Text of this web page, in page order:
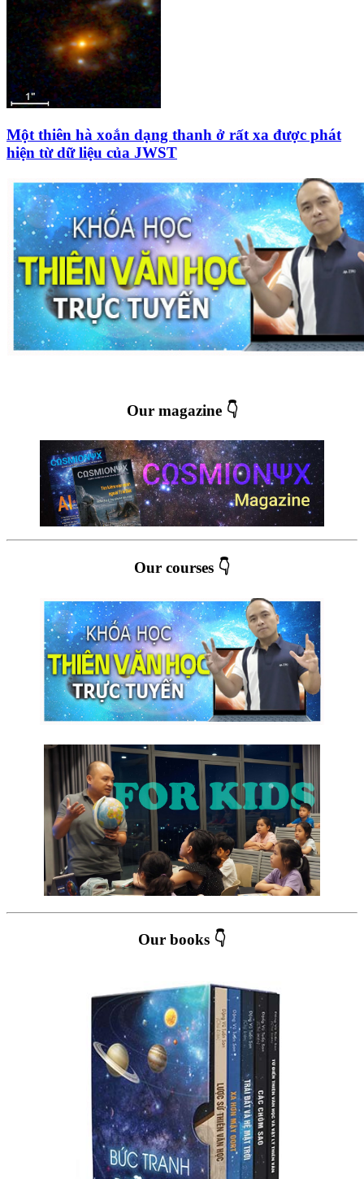
Một thiên hà xoắn dạng thanh ở rất xa được phát
hiện từ dữ liệu của JWST
Our magazine 👇
Our courses 👇
Our books 👇